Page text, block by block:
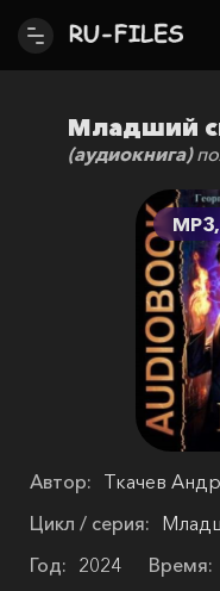
Младший
(аудиокнига)
Автор: Ткачев
Цикл / серия:
Год: 2024 Время: